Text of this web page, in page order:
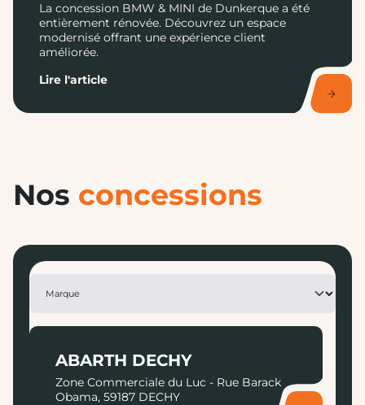
La concession BMW & MINI de Dunkerque a été
entièrement rénovée. Découvrez un espace
modernisé offrant une expérience client
améliorée.
Lire l'article
Nos concessions
ABARTH DECHY
Zone Commerciale du Luc - Rue Barack
Obama, 59187 DECHY